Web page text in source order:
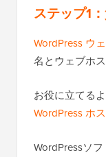
ステップ1
WordPress ウ
名とウェブホ
お役に立てる
WordPress ホ
WordPressソ